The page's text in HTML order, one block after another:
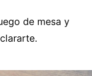
de mesa y